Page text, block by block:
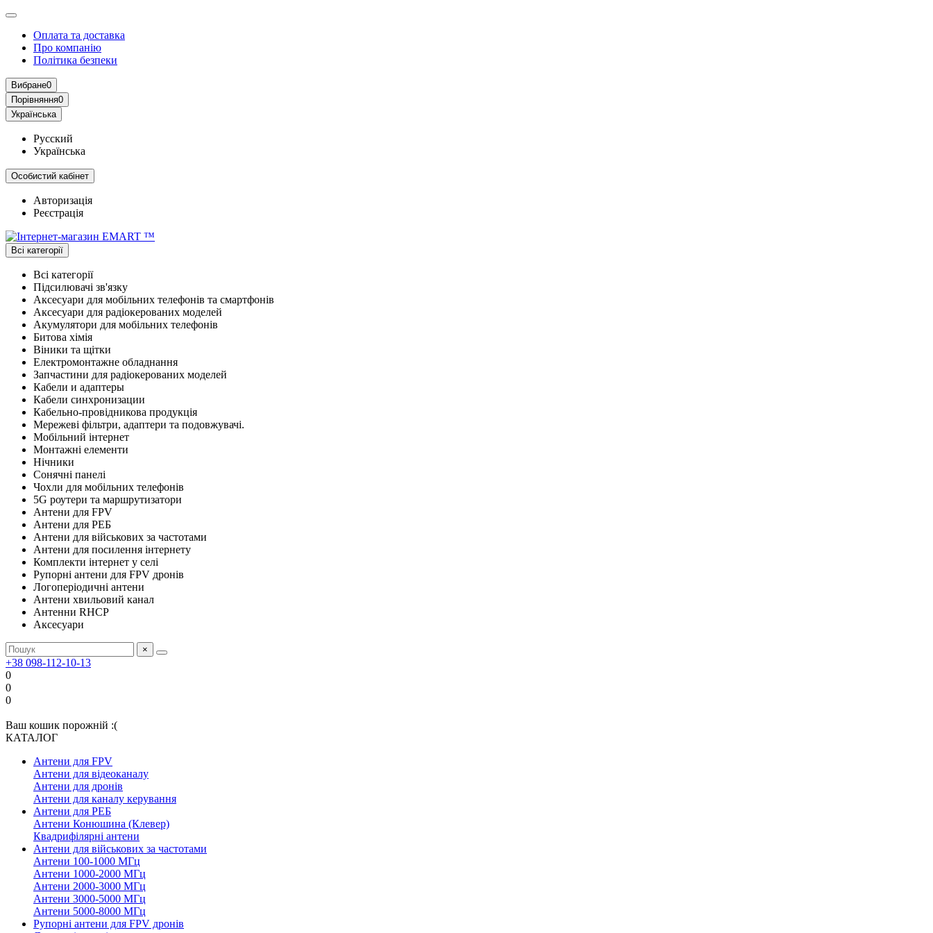
Оплата та доставка
Про компанію
Політика безпеки
Вибране0
Порівняння0
Українська
Русский
Українська
Особистий кабінет
Авторизація
Реєстрація
Всі категорії
Всі категорії
Підсилювачі зв'язку
Аксесуари для мобільних телефонів та смартфонів
Аксесуари для радіокерованих моделей
Акумулятори для мобільних телефонів
Битова хімія
Віники та щітки
Електромонтажне обладнання
Запчастини для радіокерованих моделей
Кабели и адаптеры
Кабели синхронизации
Кабельно-провідникова продукція
Мережеві фільтри, адаптери та подовжувачі.
Мобільний інтернет
Монтажні елементи
Нічники
Сонячні панелі
Чохли для мобільних телефонів
5G роутери та маршрутизатори
Антени для FPV
Антени для РЕБ
Антени для військових за частотами
Антени для посилення інтернету
Комплекти інтернет у селі
Рупорні антени для FPV дронів
Логоперіодичні антени
Антени хвильовий канал
Антенни RHCP
Аксесуари
×
+38 098-112-10-13
0
0
0
Ваш кошик порожній :(
КАТАЛОГ
Антени для FPV
Антени для відеоканалу
Антени для дронів
Антени для каналу керування
Антени для РЕБ
Антени Конюшина (Клевер)
Квадрифілярні антени
Антени для військових за частотами
Антени 100-1000 МГц
Антени 1000-2000 МГц
Антени 2000-3000 МГц
Антени 3000-5000 МГц
Антени 5000-8000 МГц
Рупорні антени для FPV дронів